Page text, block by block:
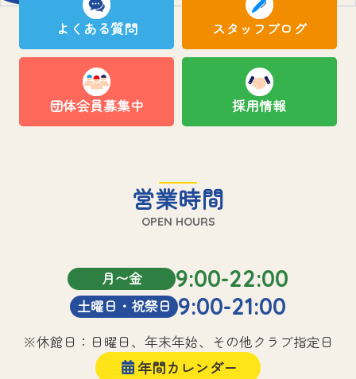
よくある質問 スタッフブログ
団体会員募集中 採用情報
営業時間
OPEN HOURS
月〜金 9:00-22:00
土曜日・祝祭日 9:00-21:00
※休館日：日曜日、年末年始、その他クラブ指定日
年間カレンダー